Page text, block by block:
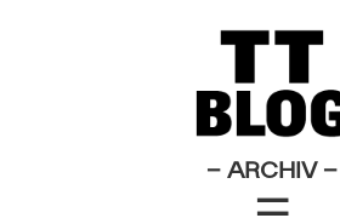
– ARCHIV –
2009
Das
Theatertreffen-Blog
Wer bloggt im
Nikola Richter